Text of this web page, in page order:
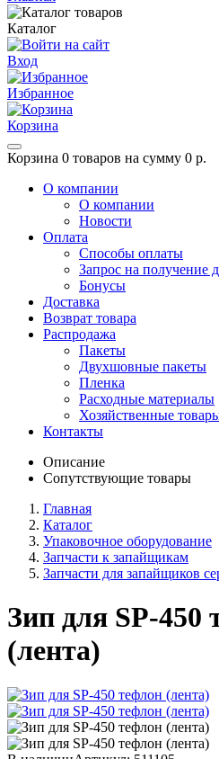
Каталог
Вход
Избранное
Корзина
Корзина 0 товаров на сумму 0 р.
О компании
О компании
Новости
Оплата
Способы оплаты
Запрос на получение
Бонусы
Доставка
Возврат товара
Распродажа
Пакеты
Двухшовные пакеты
Пленка
Расходные материалы
Хозяйственные
Контакты
Описание
Сопутствующие товары
Главная
Каталог
Упаковочное оборудование
Запчасти к запайщикам
Запчасти для запайщиков
Зип для SP-450
(лента)